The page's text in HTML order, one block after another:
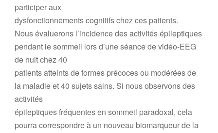
participer aux
dysfonctionnements cognitifs chez ces patients.
Nous évaluerons l’incidence des activités épileptiques
pendant le sommeil lors d’une séance de vidéo-EEG
de nuit chez 40
patients atteints de formes précoces ou modérées de
la maladie et 40 sujets sains. Si nous observons des
activités
épileptiques fréquentes en sommeil paradoxal, cela
pourra correspondre à un nouveau biomarqueur de la